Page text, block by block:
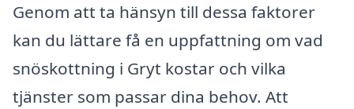
Genom att ta hänsyn till dessa faktorer
kan du lättare få en uppfattning om vad
snöskottning i Gryt kostar och vilka
tjänster som passar dina behov. Att